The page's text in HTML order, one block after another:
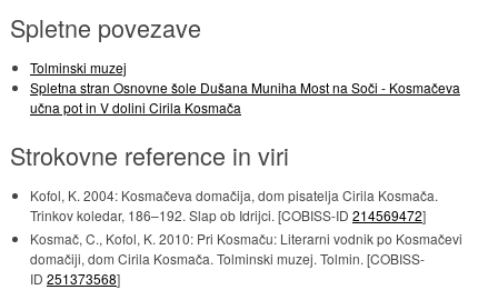
Spletne povezave
Tolminski muzej
Spletna stran Osnovne šole Dušana Muniha Most na Soči - Kosmačeva
učna pot in V dolini Cirila Kosmača
Strokovne reference in viri
Kofol, K. 2004: Kosmačeva domačija, dom pisatelja Cirila Kosmača.
Trinkov koledar, 186–192. Slap ob Idrijci. [COBISS-ID 214569472]
Kosmač, C., Kofol, K. 2010: Pri Kosmaču: Literarni vodnik po Kosmačevi
domačiji, dom Cirila Kosmača. Tolminski muzej. Tolmin. [COBISS-
ID 251373568]